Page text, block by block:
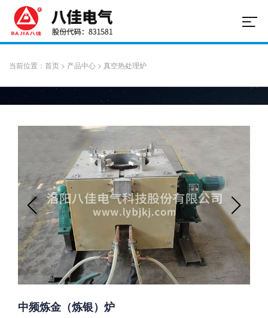
当前位置： 首页 > 产品中心 > 真空热处理炉
中频炼金（炼银）炉